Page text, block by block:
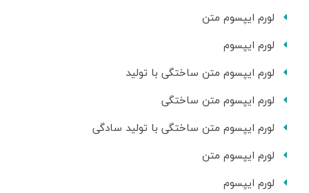
لورم ایپسوم متن
لورم ایپسوم
لورم ایپسوم متن ساختگی با تولید
لورم ایپسوم متن ساختگی
لورم ایپسوم متن ساختگی با تولید سادگی
لورم ایپسوم متن
لورم ایپسوم